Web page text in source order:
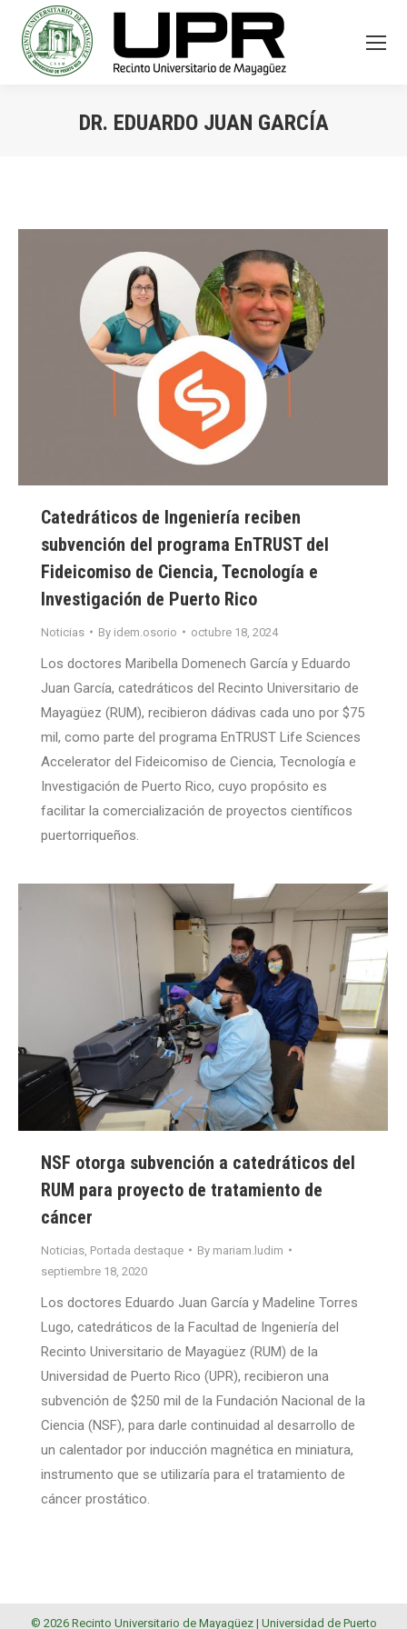
DR. EDUARDO JUAN GARCÍA
Catedráticos de Ingeniería reciben
subvención del programa EnTRUST del
Fideicomiso de Ciencia, Tecnología e
Investigación de Puerto Rico
Noticias By idem.osorio octubre 18, 2024
Los doctores Maribella Domenech García y Eduardo
Juan García, catedráticos del Recinto Universitario de
Mayagüez (RUM), recibieron dádivas cada uno por $75
mil, como parte del programa EnTRUST Life Sciences
Accelerator del Fideicomiso de Ciencia, Tecnología e
Investigación de Puerto Rico, cuyo propósito es
facilitar la comercialización de proyectos científicos
puertorriqueños.
NSF otorga subvención a catedráticos del
RUM para proyecto de tratamiento de
cáncer
Noticias Portada destaque By mariam.ludim
septiembre 18, 2020
Los doctores Eduardo Juan García y Madeline Torres
Lugo, catedráticos de la Facultad de Ingeniería del
Recinto Universitario de Mayagüez (RUM) de la
Universidad de Puerto Rico (UPR), recibieron una
subvención de $250 mil de la Fundación Nacional de la
Ciencia (NSF), para darle continuidad al desarrollo de
un calentador por inducción magnética en miniatura,
instrumento que se utilizaría para el tratamiento de
cáncer prostático.
© 2026 Recinto Universitario de Mayagüez | Universidad de Puerto